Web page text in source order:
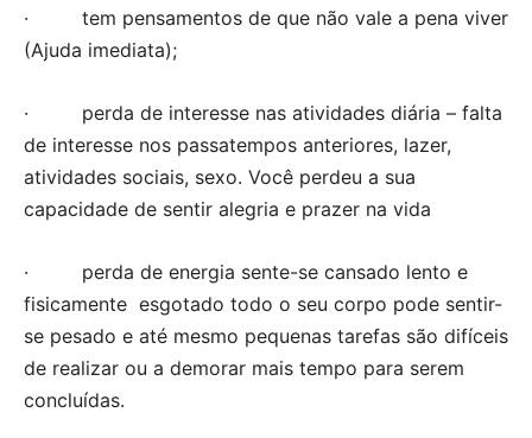
· tem pensamentos de que não vale a pena viver
(Ajuda imediata);
· perda de interesse nas atividades diária – falta
de interesse nos passatempos anteriores, lazer,
atividades sociais, sexo. Você perdeu a sua
capacidade de sentir alegria e prazer na vida
· perda de energia sente-se cansado lento e
fisicamente esgotado todo o seu corpo pode sentir-
se pesado e até mesmo pequenas tarefas são difíceis
de realizar ou a demorar mais tempo para serem
concluídas.